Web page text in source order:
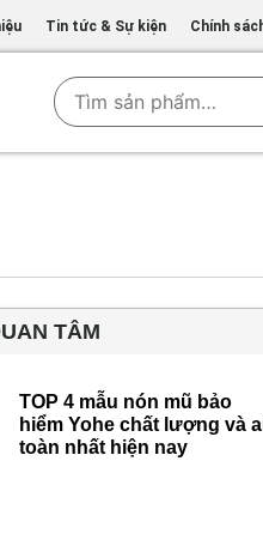
Tin tức & Sự kiện Chính
TÂM
TOP 4 mẫu nón mũ bảo
hiểm Yohe chất lượng và
toàn nhất hiện nay